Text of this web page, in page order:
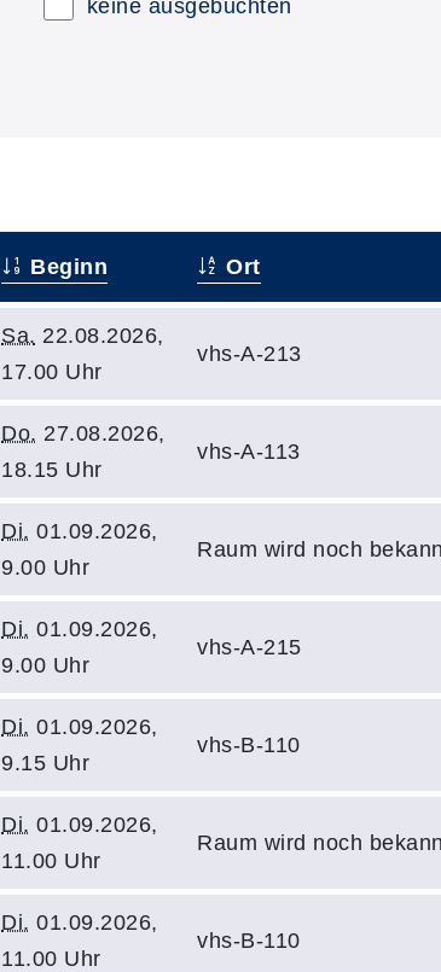
keine ausgebuchten
Beginn Ort
Sa. 22.08.2026,
17.00 Uhr
vhs-A-213
Do. 27.08.2026,
18.15 Uhr
vhs-A-113
Di. 01.09.2026,
9.00 Uhr
Raum wird noch
Di. 01.09.2026,
9.00 Uhr
vhs-A-215
Di. 01.09.2026,
9.15 Uhr
vhs-B-110
Di. 01.09.2026,
11.00 Uhr
Raum wird noch
Di. 01.09.2026,
11.00 Uhr
vhs-B-110